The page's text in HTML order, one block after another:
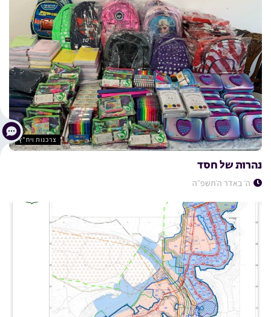
צרכנות ויח"ץ
נהרות של חסד
ה׳ באדר ה׳תשפ״ה